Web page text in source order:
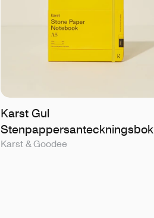
Karst Gul
Stenpappersanteckningsbok
Karst & Goodee